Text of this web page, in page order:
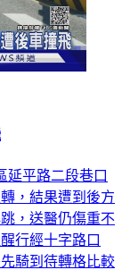
延平路二段巷口
，結果遭到後方
，送醫仍傷重不
行經十字路口
騎到待轉格比較